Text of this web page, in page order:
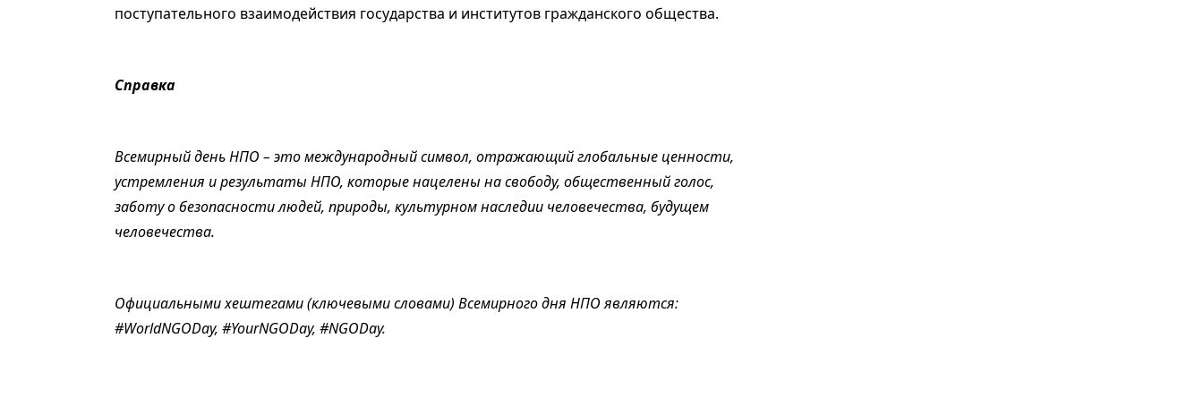
поступательного взаимодействия государства и институтов гражданского общества.
Справка
Всемирный день НПО – это международный символ, отражающий глобальные ценности,
устремления и результаты НПО, которые нацелены на свободу, общественный голос,
заботу о безопасности людей, природы, культурном наследии человечества, будущем
человечества.
Официальными хештегами (ключевыми словами) Всемирного дня НПО являются:
#WorldNGODay, #YourNGODay, #NGODay.